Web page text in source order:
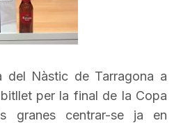
del Nàstic de Tarragona a
per la final de la Copa
granes centrar-se ja en